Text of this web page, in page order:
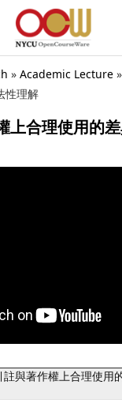
» Academic Lecture »
性理解
上合理使用的
註與著作權上合理使用